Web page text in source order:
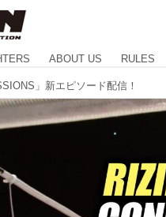
ABOUT US RULES
」新エピソード配信！